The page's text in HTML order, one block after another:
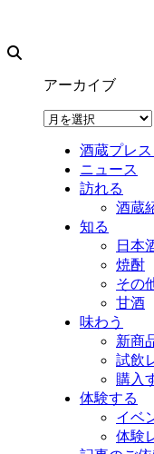
アーカイブ
ア
酒蔵プレ
ニュース
訪れる
酒蔵
知る
日本
焼酎
その
甘酒
味わう
新商
試飲
購入
体験する
イベ
体験